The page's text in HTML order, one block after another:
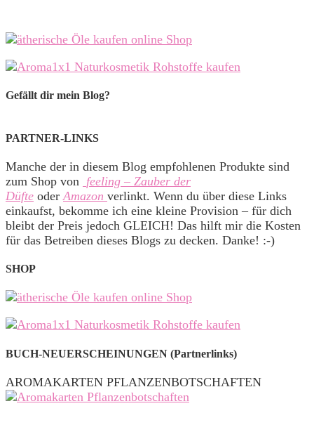
Gefällt dir mein Blog?
PARTNER-LINKS
Manche der in diesem Blog empfohlenen Produkte sind
zum Shop von feeling – Zauber der
Düfte oder Amazon verlinkt. Wenn du über diese Links
einkaufst, bekomme ich eine kleine Provision – für dich
bleibt der Preis jedoch GLEICH! Das hilft mir die Kosten
für das Betreiben dieses Blogs zu decken. Danke! :-)
SHOP
BUCH-NEUERSCHEINUNGEN (Partnerlinks)
AROMAKARTEN PFLANZENBOTSCHAFTEN